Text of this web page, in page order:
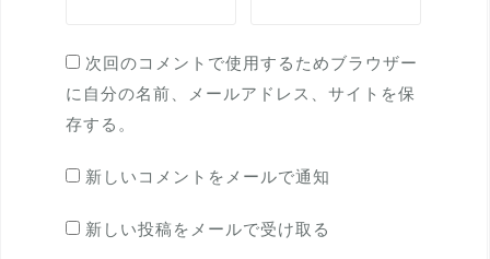
次回のコメントで使用するためブラウザー
に自分の名前、メールアドレス、サイトを保
存する。
新しいコメントをメールで通知
新しい投稿をメールで受け取る